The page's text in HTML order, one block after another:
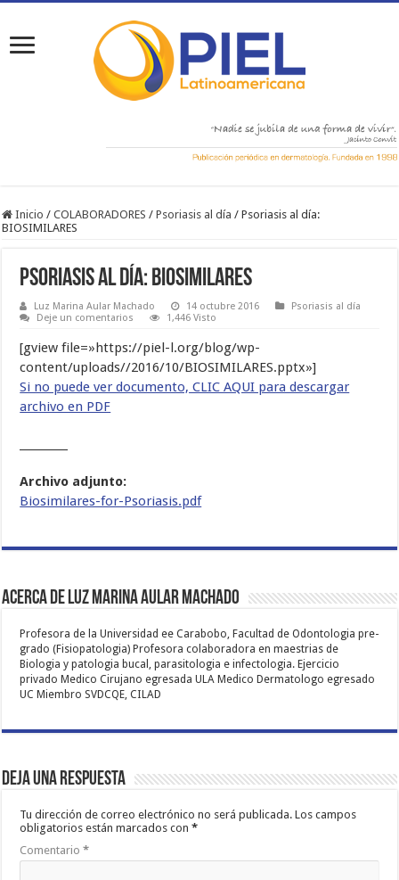
Inicio / COLABORADORES / Psoriasis al día / Psoriasis al día:
BIOSIMILARES
Psoriasis al día: BIOSIMILARES
Luz Marina Aular Machado 14 octubre 2016
Psoriasis al día
Deje un comentarios
1,446 Visto
[gview file=»https://piel-l.org/blog/wp-
content/uploads//2016/10/BIOSIMILARES.pptx»]
Si no puede ver documento, CLIC AQUI para descargar
archivo en PDF
Archivo adjunto:
Biosimilares-for-Psoriasis.pdf
Acerca de Luz Marina Aular Machado
Profesora de la Universidad ee Carabobo, Facultad de Odontologia pre-
grado (Fisiopatologia) Profesora colaboradora en maestrias de
Biologia y patologia bucal, parasitologia e infectologia. Ejercicio
privado Medico Cirujano egresada ULA Medico Dermatologo egresado
UC Miembro SVDCQE, CILAD
Deja una respuesta
Tu dirección de correo electrónico no será publicada. Los campos
obligatorios están marcados con*
Comentario*